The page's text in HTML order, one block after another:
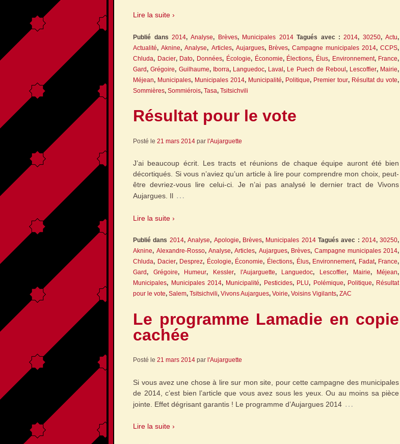
Lire la suite ›
Publié dans 2014,Analyse, Brèves, Municipales 2014Tagués avec :2014, 30250,Actu,
Actualité,Aknine,Analyse, Articles, Aujargues, Brèves, Campagne municipales 2014,CCPS,
Chluda, Dacier, Dato, Données, Écologie, Économie, Élections, Élus, Environnement, France,
Gard,Grégoire, Guilhaume, Iborra, Languedoc, Laval, Le Puech de Reboul, Lescoffier, Mairie,
Méjean, Municipales, Municipales 2014, Municipalité, Politique, Premier tour, Résultat du vote,
Sommières,Sommiérois,Tasa,Tsitsichvili
Résultat pour le vote
Posté le21 mars 2014 par l'Aujarguette
J’ai beaucoup écrit. Les tracts et réunions de chaque équipe auront été bien
décortiqués. Si vous n’aviez qu’un article à lire pour comprendre mon choix, peut-
être devriez-vous lire celui-ci. Je n’ai pas analysé le dernier tract de Vivons
Aujargues. Il …
Lire la suite ›
Publié dans 2014,Analyse, Apologie, Brèves, Municipales 2014Tagués avec : 2014,30250,
Aknine, Alexandre-Rosso, Analyse,Articles, Aujargues, Brèves, Campagne municipales 2014,
Chluda, Dacier, Desprez, Écologie, Économie, Élections, Élus, Environnement, Fadat, France,
Gard, Grégoire, Humeur, Kessler, l'Aujarguette, Languedoc, Lescoffier, Mairie, Méjean,
Municipales, Municipales 2014, Municipalité, Pesticides, PLU, Polémique, Politique, Résultat
pour le vote,Salem,Tsitsichvili,Vivons Aujargues,Voirie,Voisins Vigilants,ZAC
Le programme Lamadie en copie
cachée
Posté le21 mars 2014 par l'Aujarguette
Si vous avez une chose à lire sur mon site, pour cette campagne des municipales
de 2014, c’est bien l’article que vous avez sous les yeux. Ou au moins sa pièce
jointe. Effet dégrisant garantis ! Le programme d’Aujargues 2014 …
Lire la suite ›